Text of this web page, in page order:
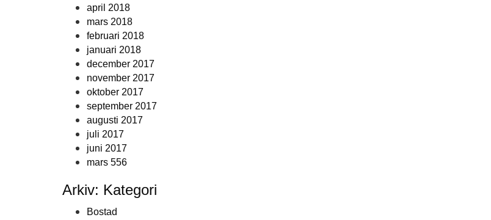
april 2018
mars 2018
februari 2018
januari 2018
december 2017
november 2017
oktober 2017
september 2017
augusti 2017
juli 2017
juni 2017
mars 556
Arkiv: Kategori
Bostad